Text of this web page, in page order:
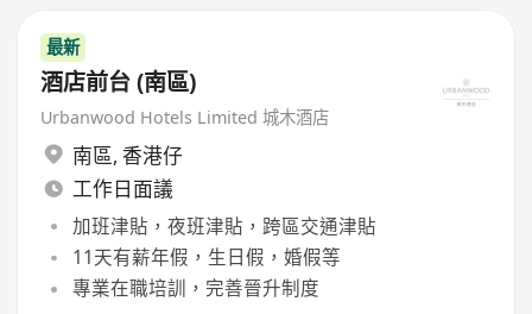
最新
酒店前台 (南區)
Urbanwood Hotels Limited 城木酒店
南區, 香港仔
工作日面議
加班津貼，夜班津貼，跨區交通津貼
11天有薪年假，生日假，婚假等
專業在職培訓，完善晉升制度